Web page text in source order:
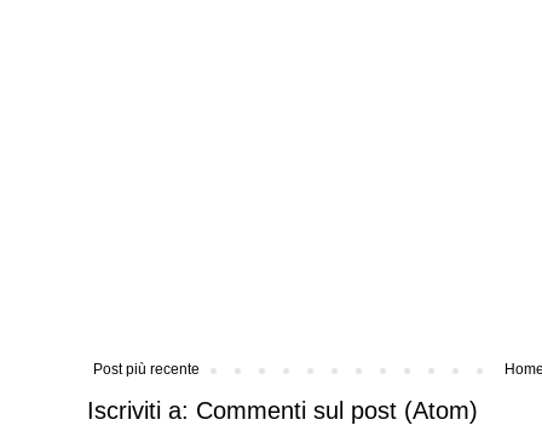
Post più recente
Iscriviti a: Commenti sul post (Atom)